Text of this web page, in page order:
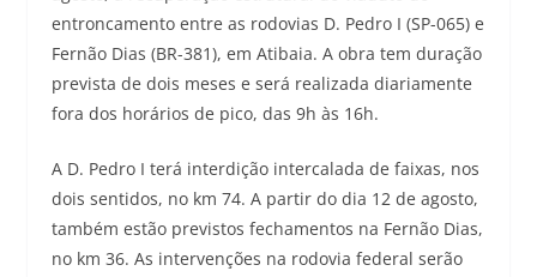
entroncamento entre as rodovias D. Pedro I (SP-065) e
Fernão Dias (BR-381), em Atibaia. A obra tem duração
prevista de dois meses e será realizada diariamente
fora dos horários de pico, das 9h às 16h.
A D. Pedro I terá interdição intercalada de faixas, nos
dois sentidos, no km 74. A partir do dia 12 de agosto,
também estão previstos fechamentos na Fernão Dias,
no km 36. As intervenções na rodovia federal serão